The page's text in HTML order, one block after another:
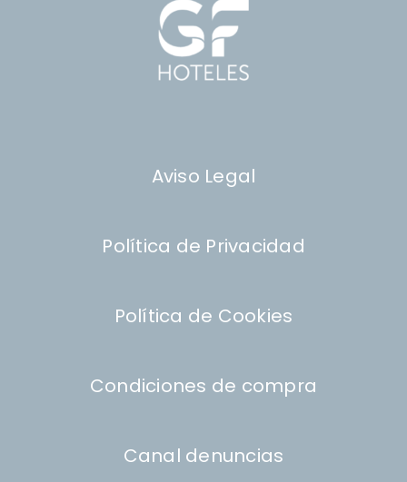
Aviso Legal
Política de Privacidad
Política de Cookies
Condiciones de compra
Canal denuncias